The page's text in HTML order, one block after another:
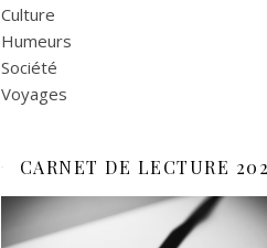
Culture
Humeurs
Société
Voyages
CARNET DE LECTURE